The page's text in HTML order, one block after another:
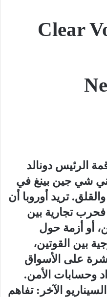
Clear
الرئيس دونالد
شي جين بينغ في
تريد أوروبا أن
تجارية بين
أو أزمة حول
بين القوتين،
على الأسواق
وحسابات الأمن.
الآخر: تفاهم